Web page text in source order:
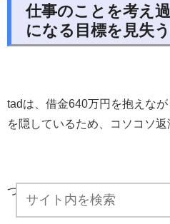
仕事のことを考え
になる目標を見失
tadは、借金640万円を抱えな
を隠しているため、コソコソ返
つまり、返済に充てられる金は